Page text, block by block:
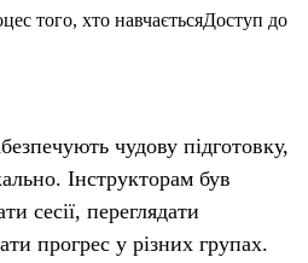
того, хто навчаєтьсяДоступ до
чудову підготовку,
Інструкторам був
сесії, переглядати
прогрес у різних групах.